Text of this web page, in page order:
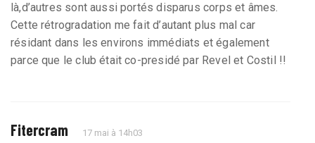
là,d’autres sont aussi portés disparus corps et âmes.
Cette rétrogradation me fait d’autant plus mal car
résidant dans les environs immédiats et également
parce que le club était co-presidé par Revel et Costil !!
Fitercram 17 mai à 14h03